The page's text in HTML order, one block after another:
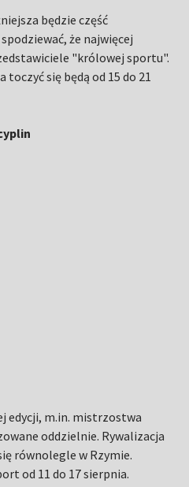
będzie część
że najwięcej
"królowej sportu".
się będą od 15 do 21
edycji, m.in. mistrzostwa
oddzielnie. Rywalizacja
równolegle w Rzymie.
od 11 do 17 sierpnia.